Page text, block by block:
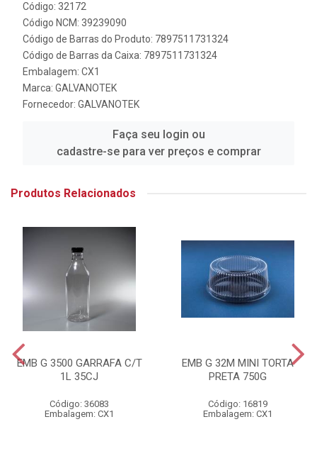
Código: 32172
Código NCM: 39239090
Código de Barras do Produto: 7897511731324
Código de Barras da Caixa: 7897511731324
Embalagem: CX1
Marca: GALVANOTEK
Fornecedor: GALVANOTEK
Faça seu login ou
cadastre-se para ver preços e comprar
Produtos Relacionados
EMB G 3500 GARRAFA C/T
1L 35CJ
Código: 36083
Embalagem: CX1
EMB G 32M MINI TORTA
PRETA 750G
Código: 16819
Embalagem: CX1